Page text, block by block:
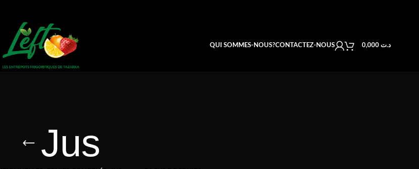
QUI SOMMES-NOUS?CONTACTEZ-NOUS د.ت 0,000
Jus